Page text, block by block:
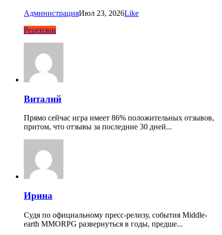
АдминистрацияИюл 23, 2026Like
Рецензии
Виталий
Прямо сейчас игра имеет 86% положительных отзывов,
притом, что отзывы за последние 30 дней...
Ирина
Судя по официальному пресс-релизу, события Middle-
earth MMORPG развернуться в годы, предше...